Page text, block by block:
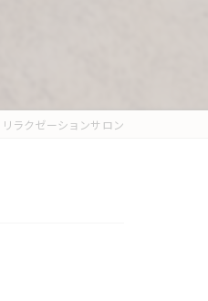
ラクゼーションサロン